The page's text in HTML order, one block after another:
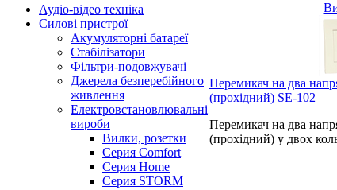
Аудіо-відео техніка
Силові пристрої
Акумуляторні батареї
Стабілізатори
Фільтри-подовжувачі
Джерела безперебійного
живлення
Електровстановлювальні
вироби
Вилки, розетки
Серия Comfort
Серия Home
Серия STORM
Перемикач на два
(прохідний) SE-102
Перемикач на два
(прохідний) у двох